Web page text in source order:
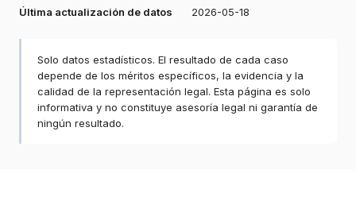
Última actualización de datos
2026-05-18
Solo datos estadísticos. El resultado de cada caso
depende de los méritos específicos, la evidencia y la
calidad de la representación legal. Esta página es solo
informativa y no constituye asesoría legal ni garantía de
ningún resultado.